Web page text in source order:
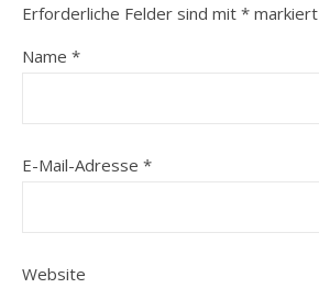
Erforderliche Felder sind mit * markiert
Name *
E-Mail-Adresse *
Website